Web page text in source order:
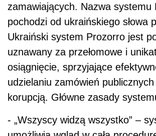
zamawiających. Nazwa systemu
pochodzi od ukraińskiego słowa
Ukraiński system Prozorro jest
uznawany za przełomowe i
osiągnięcie, sprzyjające
udzielaniu zamówień
korupcją. Główne zasady
- „Wszyscy widzą wszystko” –